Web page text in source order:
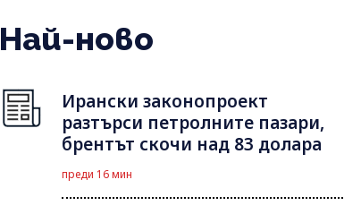
Най-ново
Ирански законопроект
разтърси петролните пазари,
брентът скочи над 83 долара
преди 16 мин